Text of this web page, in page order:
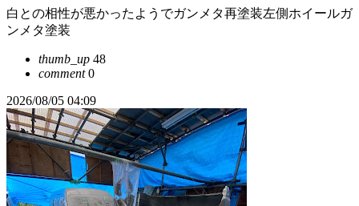
白との相性が悪かったようでガンメタ再塗装左側ホイールガ
ンメタ塗装
thumb_up 48
comment0
2026/08/05 04:09